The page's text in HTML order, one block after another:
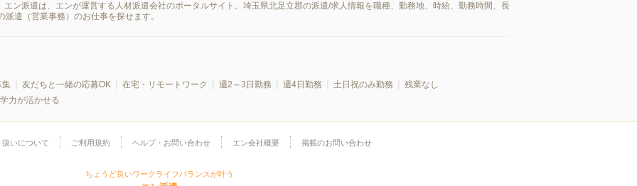
ン派遣は、エンが運営する人材派遣会社のポータルサイト。埼玉県北足立郡の派遣/求人情報を職種、勤務地、時給、勤務時間、長
遣（営業事務）のお仕事を探せます。
集 友だちと一緒の応募OK 在宅・リモートワーク 週2～3日勤務 週4日勤務 土日祝のみ勤務
残業なし
力が活かせる
いについて ご利用規約 ヘルプ・お問い合わせ エン会社概要 掲載のお問い合わせ
ちょうど良いワークライフバランスが叶う